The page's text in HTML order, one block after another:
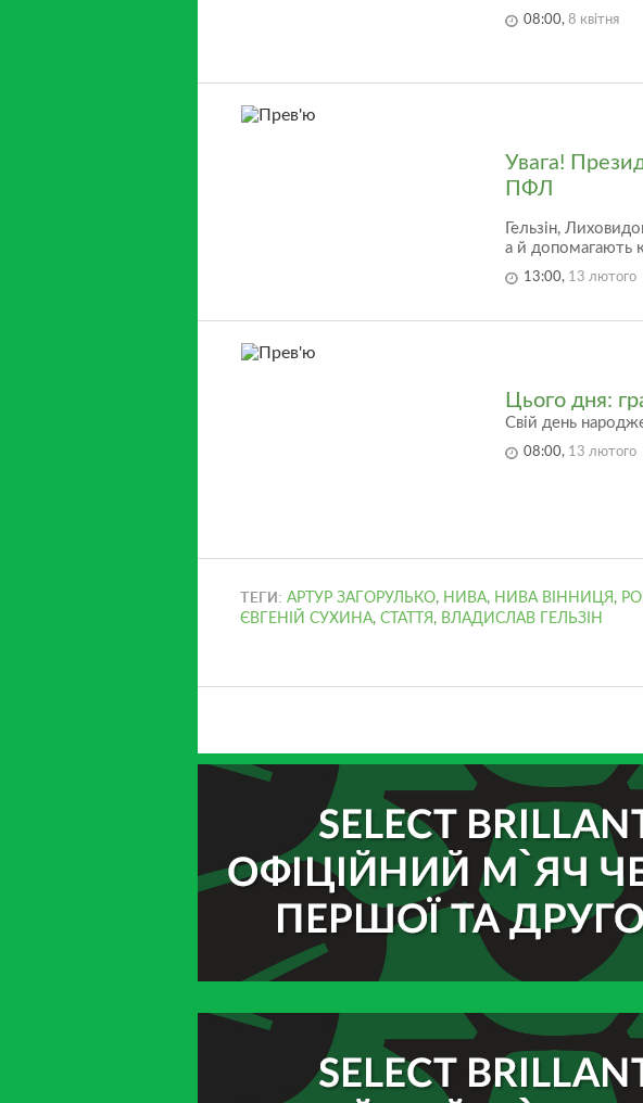
08:00, 8 квітня
Увага!
ПФЛ
Гельзін,
а й допомагають
13:00, 13 лютого
Цього дня:
Свій день
08:00, 13 лютого
ТЕГИ: АРТУР ЗАГОРУЛЬКО, НИВА, НИВА ВІННИЦЯ ,
ЄВГЕНІЙ СУХИНА, СТАТТЯ , ВЛАДИСЛАВ ГЕЛЬЗІН